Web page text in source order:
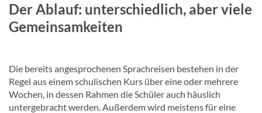
Der Ablauf: unterschiedlich, aber viele
Gemeinsamkeiten
Die bereits angesprochenen Sprachreisen bestehen in der
Regel aus einem schulischen Kurs über eine oder mehrere
Wochen, in dessen Rahmen die Schüler auch häuslich
untergebracht werden. Außerdem wird meistens für eine